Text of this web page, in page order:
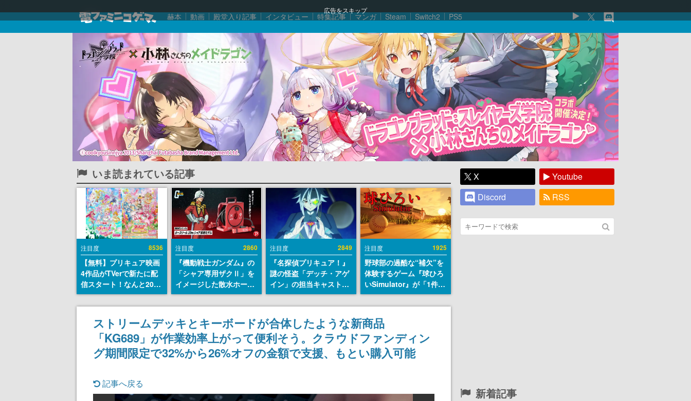
広告をスキップ
赫本 動画 殿堂入り記事 インタビュー 特集記事 マンガ Steam Switch2 PS5
いま読まれている記事
注目度 8536
【無料】プリキュア映画
4作品がTVerで新たに配
信スタート！なんと2018
年～2024年の映画ほぼす
べてが見放題に、ぶっち
ゃけありえないラインナ
ップ
注目度 2860
『機動戦士ガンダム』の
「シャア専用ザクⅡ」を
イメージした散水ホース
リールが予約開始。本体
にはシャアのパーソナル
マークやジオン公国軍の
エンブレム、型式番号な
どを配置
注目度 2849
『名探偵プリキュア！』
謎の怪盗「デッチ・アゲ
イン」の担当キャストは
天﨑滉平さんと判明。
『Re:ゼロから始める異
世界生活』オットー役、
『ヒプノシスマイク』山
田三郎役など
注目度 1925
野球部の過酷な“補欠”を
体験するゲーム『球ひろ
いSimulator』が「1件」
のウィッシュリストをも
とにチェコ語に対応し
SNSで話題に。『キング
ダム・カム』開発元やチ
ェコのプロ野球選手から
称賛の声
ストリームデッキとキーボードが合体したような新商品
「KG689」が作業効率上がって便利そう。クラウドファンディン
グ期間限定で32%から26%オフの金額で支援、もとい購入可能
記事へ戻る
X
Youtube
Discord
RSS
新着記事